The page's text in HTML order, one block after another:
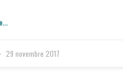
29 novembre 2017